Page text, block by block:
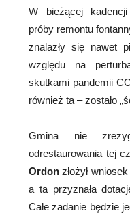
W bieżącej
próby remontu
znalazły się nawet
względu na
skutkami pandemii
również ta – zostało
Gmina nie
odrestaurowania tej
Ordon złożył
a ta przyznała
Całe zadanie będzie